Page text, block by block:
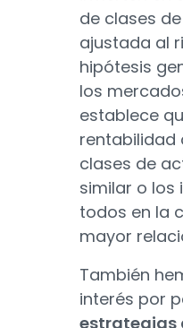
de clases
ajustada al
hipótesis
los
establece
rentabilidad
clases de
similar o los
todos en la
mayor
También
interés por
estrategias